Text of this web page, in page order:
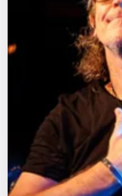
События
Площадки
Рейтинги